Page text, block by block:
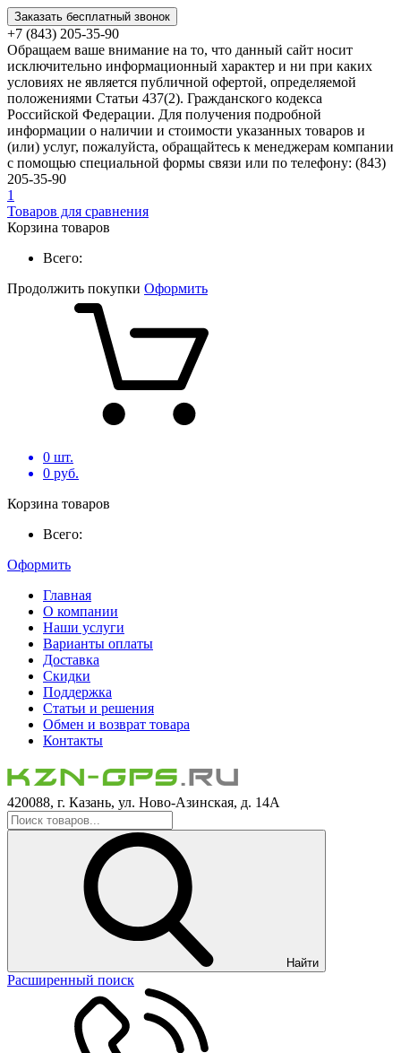
Заказать бесплатный звонок
+7 (843) 205-35-90
Обращаем ваше внимание на то, что данный сайт носит
исключительно информационный характер и ни при каких
условиях не является публичной офертой, определяемой
положениями Статьи 437(2). Гражданского кодекса
Российской Федерации. Для получения подробной
информации о наличии и стоимости указанных товаров и
(или) услуг, пожалуйста, обращайтесь к менеджерам компании
с помощью специальной формы связи или по телефону: (843)
205-35-90
1
Товаров для сравнения
Корзина товаров
Всего:
Продолжить покупки Оформить
0 шт.
0 руб.
Корзина товаров
Всего:
Оформить
Главная
О компании
Наши услуги
Варианты оплаты
Доставка
Скидки
Поддержка
Статьи и решения
Обмен и возврат товара
Контакты
420088, г. Казань, ул. Ново-Азинская, д. 14А
Найти
Расширенный поиск